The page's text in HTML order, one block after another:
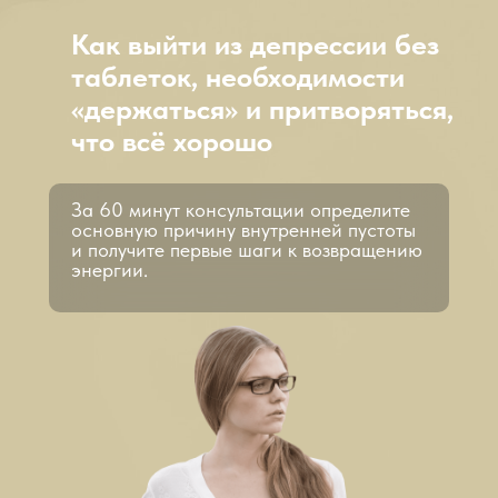
Как выйти из депрессии без
таблеток, необходимости
«держаться» и притворяться,
что всё хорошо
За 60 минут консультации определите
основную причину внутренней пустоты
и получите первые шаги к возвращению
энергии.